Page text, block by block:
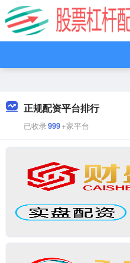
正规配资平台排行
已收录999+家平台